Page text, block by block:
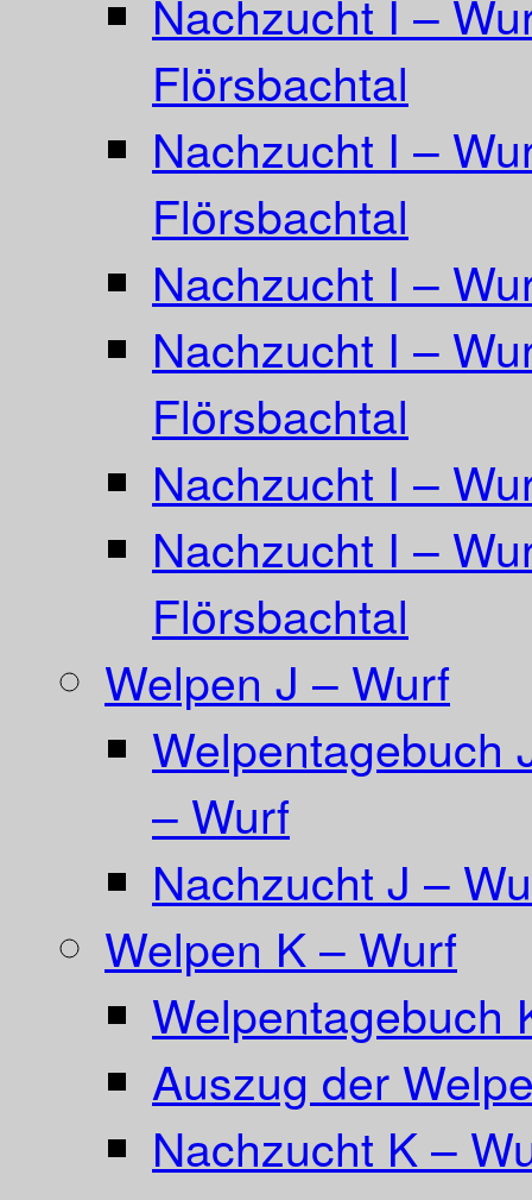
Nachzucht I –
Flörsbachtal
Nachzucht I –
Flörsbachtal
Nachzucht I –
Nachzucht I –
Flörsbachtal
Nachzucht I –
Nachzucht I –
Flörsbachtal
Welpen J – Wurf
Welpentagebuch
– Wurf
Nachzucht J –
Welpen K – Wurf
Welpentagebuch
Auszug der
Nachzucht K –